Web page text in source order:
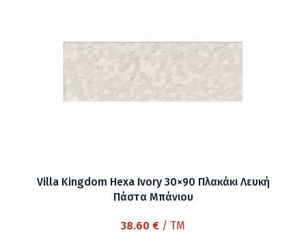
Villa Kingdom Hexa Ivory 30×90 Πλακάκι Λευκή
Πάστα Μπάνιου
38.60 € / TM